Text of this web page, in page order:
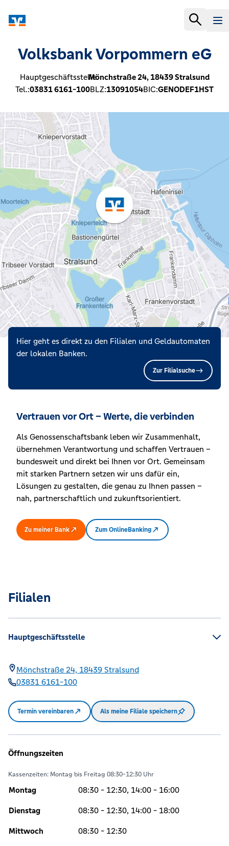
Volksbank Vorpommern eG
Hauptgeschäftsstelle:Mönchstraße 24, 18439Stralsund
Tel.:03831 6161-100BLZ:13091054BIC:GENODEF1HST
Hier geht es direkt zu den Filialen und Geldautomaten
der lokalen Banken.
Zur Filialsuche
Vertrauen vor Ort – Werte, die verbinden
Als Genossenschaftsbank leben wir Zusammenhalt,
übernehmen Verantwortung und schaffen Vertrauen –
bundesweit und direkt bei Ihnen vor Ort. Gemeinsam
mit starken Partnern setzen wir uns dafür ein,
Lösungen zu gestalten, die genau zu Ihnen passen –
nah, partnerschaftlich und zukunftsorientiert.
Zu meiner Bank Zum OnlineBanking
Filialen
Hauptgeschäftsstelle
Mönchstraße 24, 18439 Stralsund
03831 6161-100
Termin vereinbaren Als meine Filiale speichern
Öffnungszeiten
Kassenzeiten: Montag bis Freitag 08:30-12:30 Uhr
Montag 08:30 - 12:30, 14:00 - 16:00
Dienstag 08:30 - 12:30, 14:00 - 18:00
Mittwoch 08:30 - 12:30